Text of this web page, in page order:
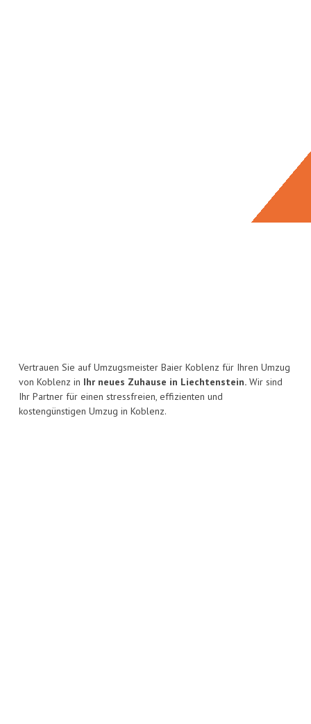
Vertrauen Sie auf Umzugsmeister Baier Koblenz für Ihren Umzug
von Koblenz in Ihr neues Zuhause in Liechtenstein. Wir sind
Ihr Partner für einen stressfreien, effizienten und
kostengünstigen Umzug in Koblenz.